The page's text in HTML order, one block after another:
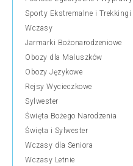
Sporty Ekstremalne i Trekkingi
Wczasy
Jarmarki Bożonarodzeniowe
Obozy dla Maluszków
Obozy Językowe
Rejsy Wycieczkowe
Sylwester
Święta Bożego Narodzenia
Święta i Sylwester
Wczasy dla Seniora
Wczasy Letnie